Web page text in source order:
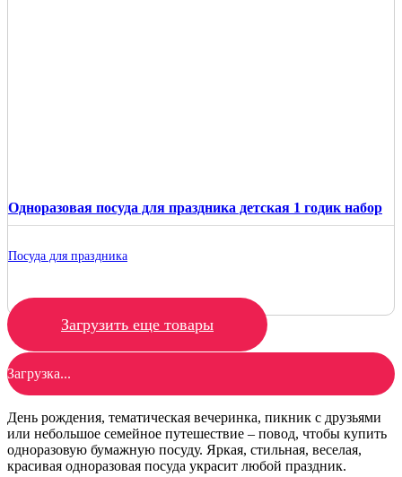
Одноразовая посуда для праздника детская 1 годик набор
Посуда для праздника
Загрузить еще товары
Загрузка...
День рождения, тематическая вечеринка, пикник с друзьями
или небольшое семейное путешествие – повод, чтобы купить
одноразовую бумажную посуду. Яркая, стильная, веселая,
красивая одноразовая посуда украсит любой праздник.